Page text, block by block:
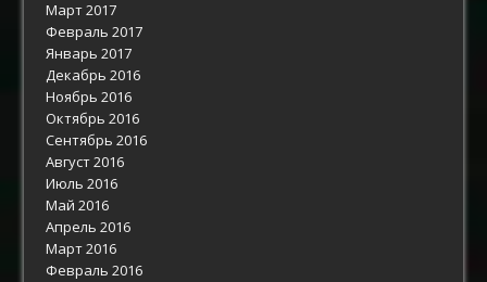
Март 2017
Февраль 2017
Январь 2017
Декабрь 2016
Ноябрь 2016
Октябрь 2016
Сентябрь 2016
Август 2016
Июль 2016
Май 2016
Апрель 2016
Март 2016
Февраль 2016